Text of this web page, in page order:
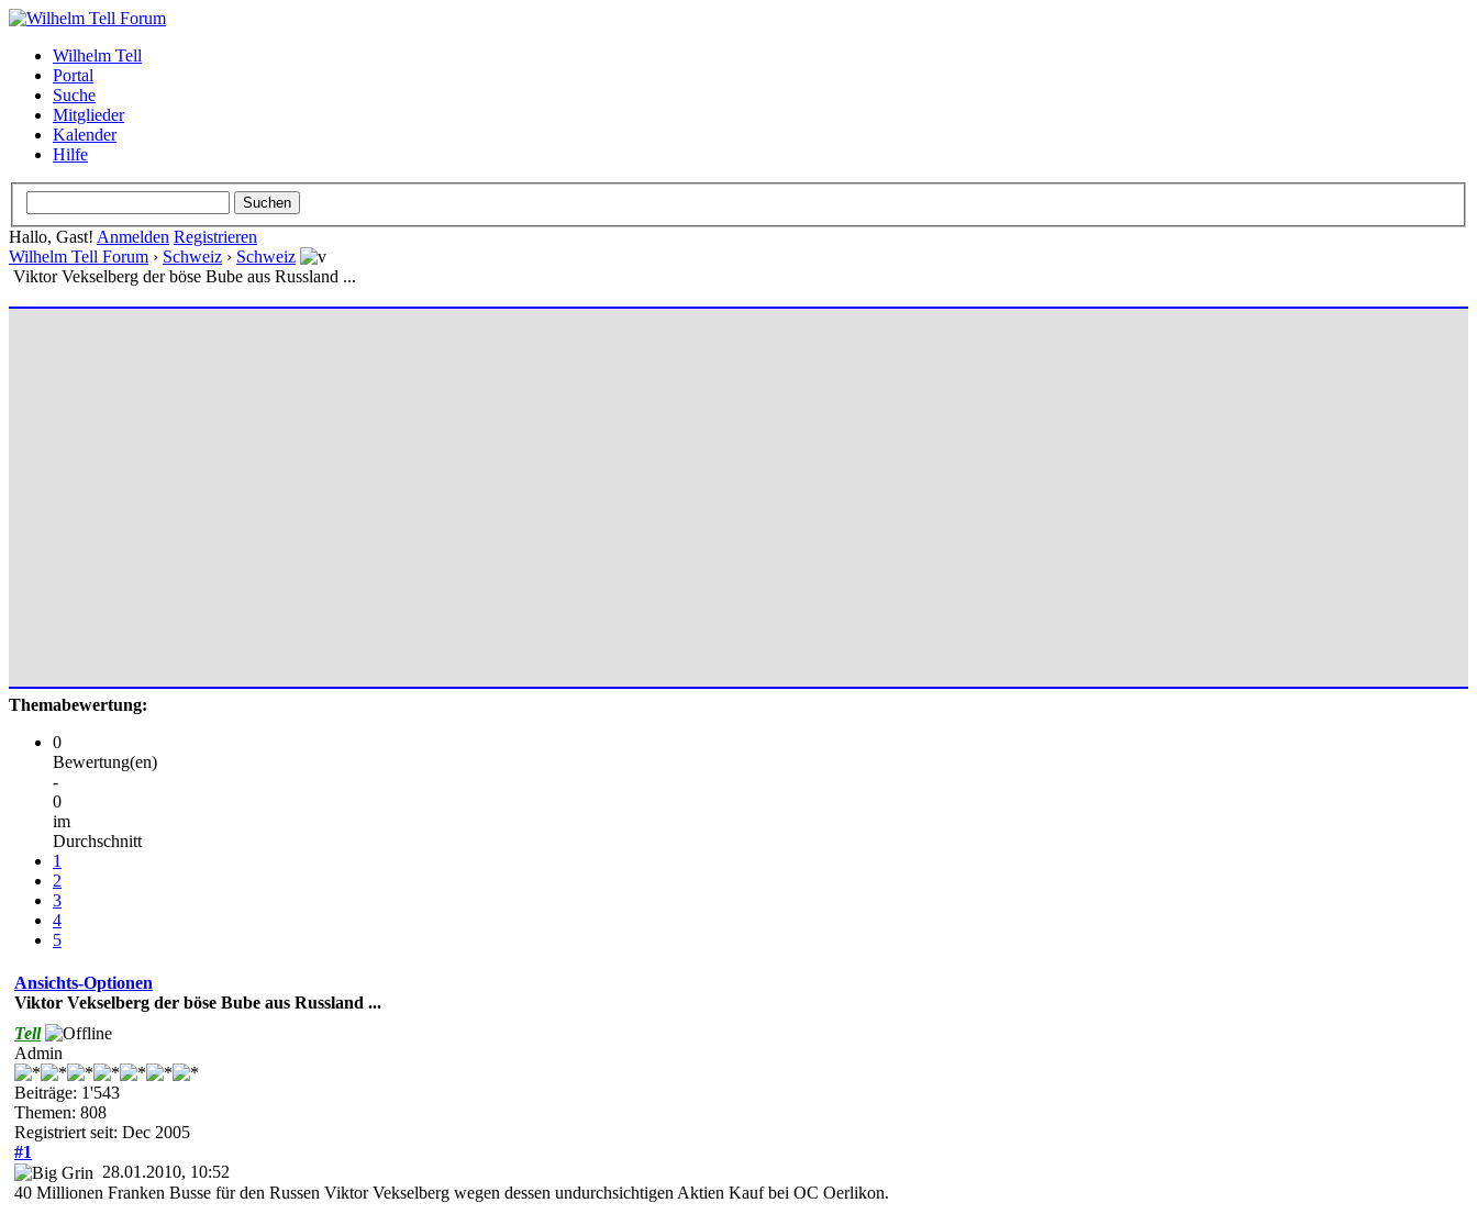
Wilhelm Tell
Portal
Suche
Mitglieder
Kalender
Hilfe
Hallo, Gast! Anmelden Registrieren
Wilhelm Tell Forum › Schweiz › Schweiz
Viktor Vekselberg der böse Bube aus Russland ...
Themabewertung:
0
Bewertung(en)
-
0
im
Durchschnitt
1
2
3
4
5
Ansichts-Optionen
Viktor Vekselberg der böse Bube aus Russland ...
Tell
Admin
Beiträge: 1'543
Themen: 808
Registriert seit: Dec 2005
#1
28.01.2010, 10:52
40 Millionen Franken Busse für den Russen Viktor Vekselberg wegen dessen undurchsichtigen Aktien Kauf bei OC Oerlikon.